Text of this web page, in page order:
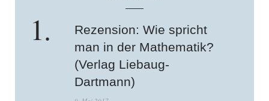
Rezension: Wie spricht
man in der Mathematik?
(Verlag Liebaug-
Dartmann)